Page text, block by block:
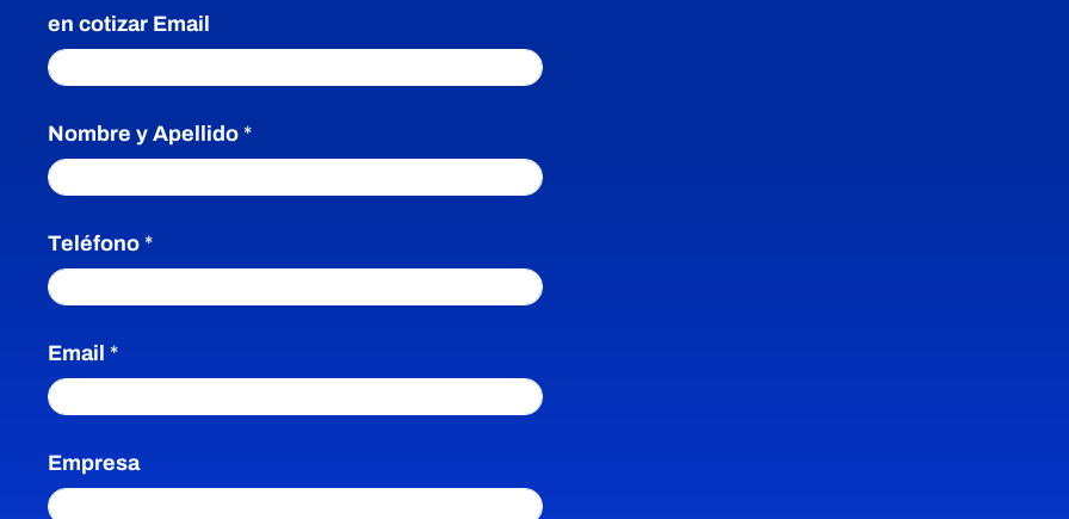
en cotizar Email
Nombre y Apellido *
Teléfono *
Email *
Empresa